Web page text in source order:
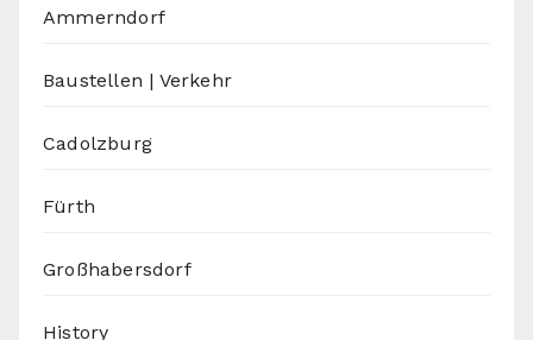
Ammerndorf
Baustellen | Verkehr
Cadolzburg
Fürth
Großhabersdorf
History